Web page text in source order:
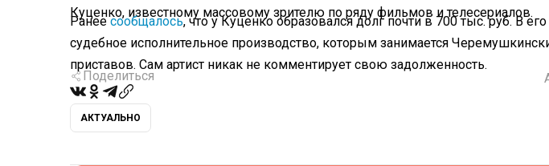
Куценко, известному массовому зрителю по ряду фильмов и телесериалов.
Ранеесообщалось, что у Куценко образовался долг почти в 700 тыс. руб. В
судебное исполнительное производство, которым занимается
приставов. Сам артист никак не комментирует свою задолженность.
Поделиться
АКТУАЛЬНО